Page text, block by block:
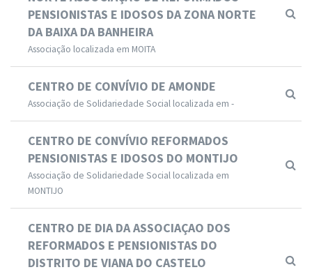
PENSIONISTAS E IDOSOS DA ZONA NORTE
DA BAIXA DA BANHEIRA
Associação localizada em MOITA
CENTRO DE CONVÍVIO DE AMONDE
Associação de Solidariedade Social localizada em -
CENTRO DE CONVÍVIO REFORMADOS
PENSIONISTAS E IDOSOS DO MONTIJO
Associação de Solidariedade Social localizada em
MONTIJO
CENTRO DE DIA DA ASSOCIAÇAO DOS
REFORMADOS E PENSIONISTAS DO
DISTRITO DE VIANA DO CASTELO